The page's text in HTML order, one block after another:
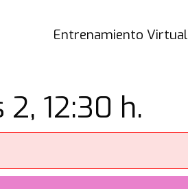
Entrenamiento Virtual
12:30 h.